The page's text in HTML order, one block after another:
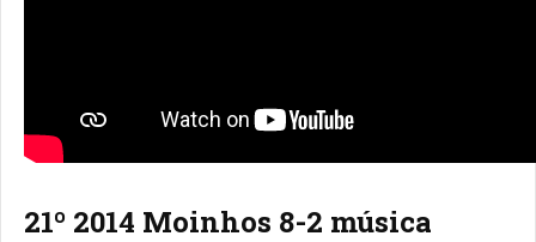
21º 2014 Moinhos 8-2 música